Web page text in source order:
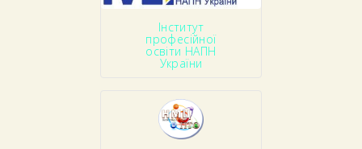
Інститут
професійної
освіти НАПН
України